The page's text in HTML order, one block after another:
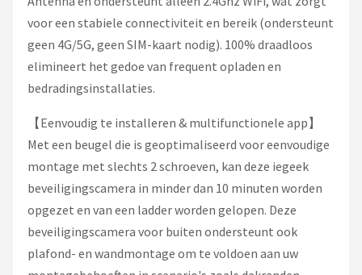
voor een stabiele connectiviteit en bereik (ondersteunt
geen 4G/5G, geen SIM-kaart nodig). 100% draadloos
elimineert het gedoe van frequent opladen en
bedradingsinstallaties.
【Eenvoudig te installeren & multifunctionele app】
Met een beugel die is geoptimaliseerd voor eenvoudige
montage met slechts 2 schroeven, kan deze iegeek
beveiligingscamera in minder dan 10 minuten worden
opgezet en van een ladder worden gelopen. Deze
beveiligingscamera voor buiten ondersteunt ook
plafond- en wandmontage om te voldoen aan uw